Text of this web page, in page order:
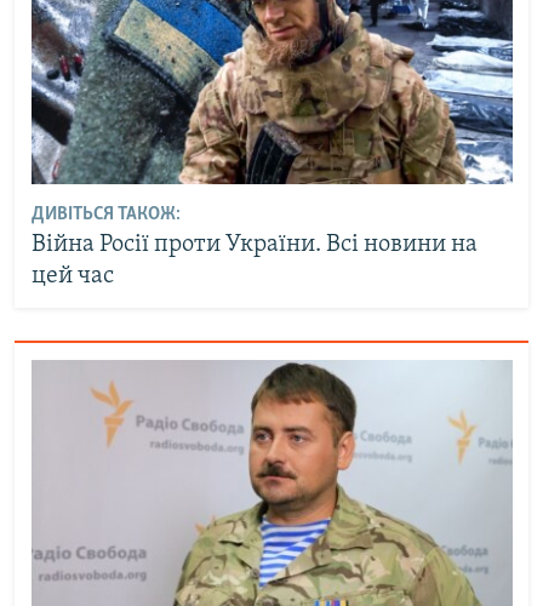
ДИВІТЬСЯ ТАКОЖ:
Війна Росії проти України. Всі новини на
цей час